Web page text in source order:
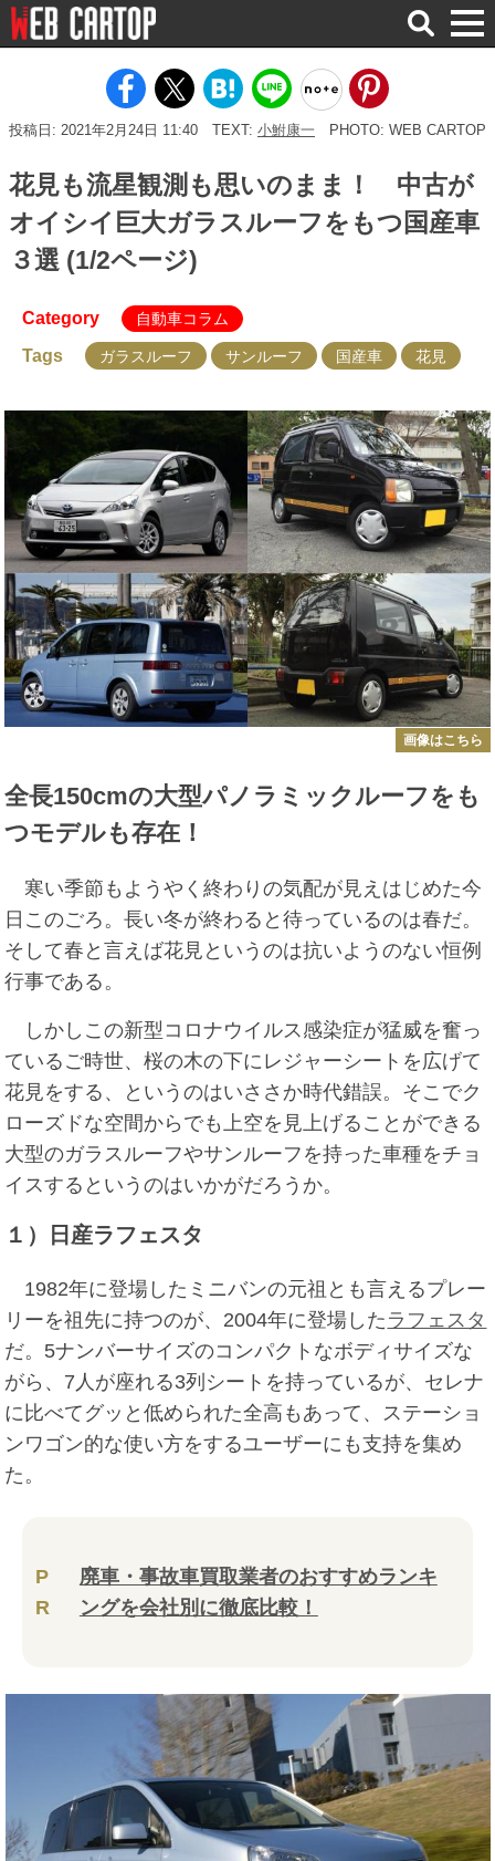
検
索
投稿日: 2021年2月24日 11:40 TEXT: 小鮒康一 PHOTO: WEB CARTOP
花見も流星観測も思いのまま！ 中古が
オイシイ巨大ガラスルーフをもつ国産車
３選 (1/2ページ)
Category 自動車コラム
Tags ガラスルーフ サンルーフ 国産車 花見
画像はこちら
全長150cmの大型パノラミックルーフをも
つモデルも存在！
寒い季節もようやく終わりの気配が見えはじめた今
日このごろ。長い冬が終わると待っているのは春だ。
そして春と言えば花見というのは抗いようのない恒例
行事である。
しかしこの新型コロナウイルス感染症が猛威を奮っ
ているご時世、桜の木の下にレジャーシートを広げて
花見をする、というのはいささか時代錯誤。そこでク
ローズドな空間からでも上空を見上げることができる
大型のガラスルーフやサンルーフを持った車種をチョ
イスするというのはいかがだろうか。
１）日産ラフェスタ
1982年に登場したミニバンの元祖とも言えるプレー
リーを祖先に持つのが、2004年に登場した ラフェスタ
だ。5ナンバーサイズのコンパクトなボディサイズな
がら、7人が座れる3列シートを持っているが、セレナ
に比べてグッと低められた全高もあって、ステーショ
ンワゴン的な使い方をするユーザーにも支持を集め
た。
P
R
廃車・事故車買取業者のおすすめランキ
ングを会社別に徹底比較！